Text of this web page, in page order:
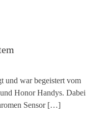
und war begeistert vom
Honor Handys. Dabei
Sensor[…]